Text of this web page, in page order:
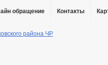
обращение Контакты